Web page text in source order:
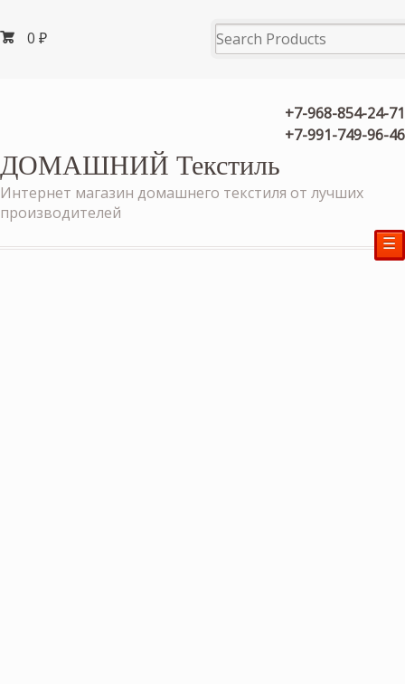
0 ₽
+7-968-854-24-71
+7-991-749-96-46
ДОМАШНИЙ Текстиль
Интернет магазин домашнего текстиля от лучших
производителей
☰